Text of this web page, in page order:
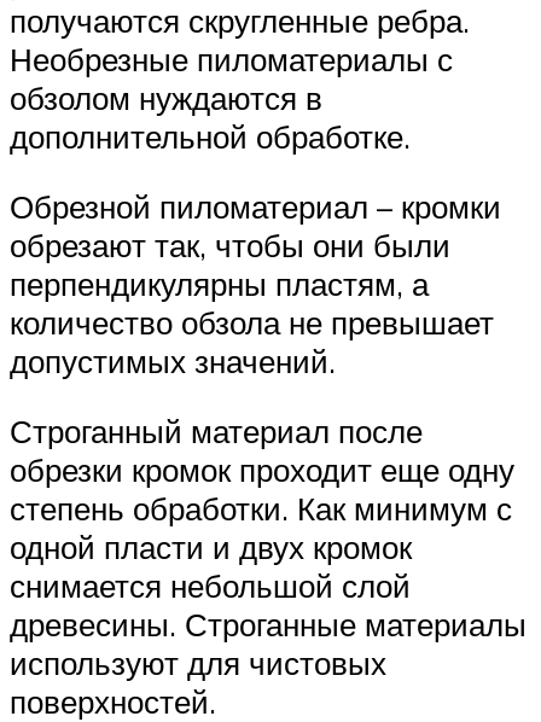
получаются скругленные ребра.
Необрезные пиломатериалы с
обзолом нуждаются в
дополнительной обработке.
Обрезной пиломатериал – кромки
обрезают так, чтобы они были
перпендикулярны пластям, а
количество обзола не превышает
допустимых значений.
Строганный материал после
обрезки кромок проходит еще одну
степень обработки. Как минимум с
одной пласти и двух кромок
снимается небольшой слой
древесины. Строганные материалы
используют для чистовых
поверхностей.